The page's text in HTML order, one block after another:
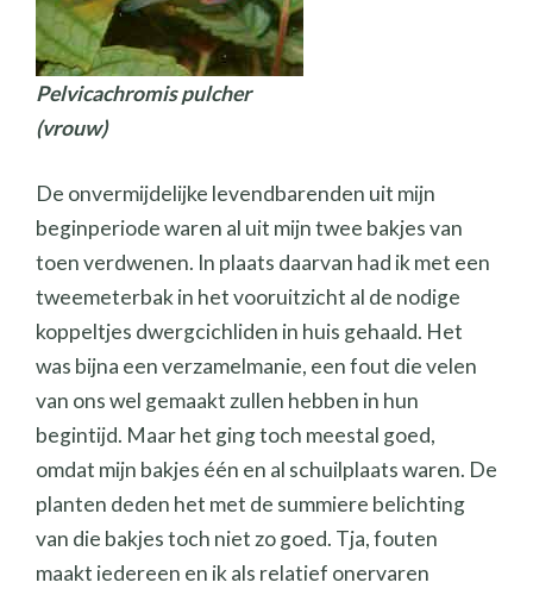
Pelvicachromis pulcher
(vrouw)
De onvermijdelijke levendbarenden uit mijn
beginperiode waren al uit mijn twee bakjes van
toen verdwenen. In plaats daarvan had ik met een
tweemeterbak in het vooruitzicht al de nodige
koppeltjes dwergcichliden in huis gehaald. Het
was bijna een verzamelmanie, een fout die velen
van ons wel gemaakt zullen hebben in hun
begintijd. Maar het ging toch meestal goed,
omdat mijn bakjes één en al schuilplaats waren. De
planten deden het met de summiere belichting
van die bakjes toch niet zo goed. Tja, fouten
maakt iedereen en ik als relatief onervaren